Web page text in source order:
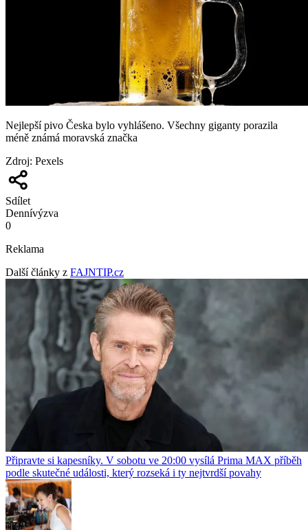
Nejlepší pivo Česka bylo vyhlášeno. Všechny giganty porazila
méně známá moravská značka
Zdroj: Pexels
Sdílet
Dennívýzva
0
Reklama
Další články z FAJNTIP.cz
Připravte si kapesníky. V sobotu ve 20:00 vysílá Prima MAX příběh
podle skutečné události, který rozseká i ty nejtvrdší povahy